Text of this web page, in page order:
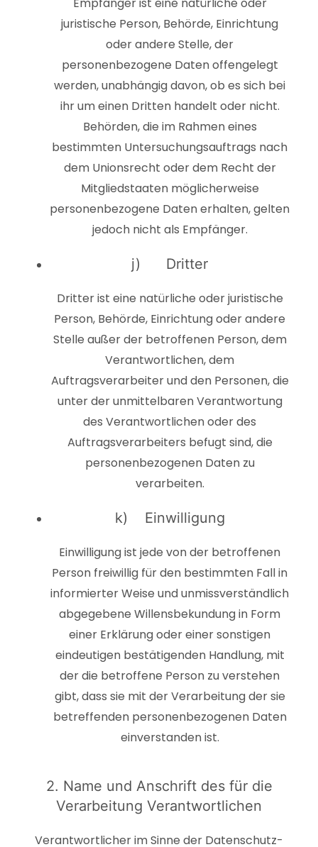
juristische Person, Behörde, Einrichtung
oder andere Stelle, der
personenbezogene Daten offengelegt
werden, unabhängig davon, ob es sich bei
ihr um einen Dritten handelt oder nicht.
Behörden, die im Rahmen eines
bestimmten Untersuchungsauftrags nach
dem Unionsrecht oder dem Recht der
Mitgliedstaaten möglicherweise
personenbezogene Daten erhalten, gelten
jedoch nicht als Empfänger.
j) Dritter
Dritter ist eine natürliche oder juristische
Person, Behörde, Einrichtung oder andere
Stelle außer der betroffenen Person, dem
Verantwortlichen, dem
Auftragsverarbeiter und den Personen, die
unter der unmittelbaren Verantwortung
des Verantwortlichen oder des
Auftragsverarbeiters befugt sind, die
personenbezogenen Daten zu
verarbeiten.
k) Einwilligung
Einwilligung ist jede von der betroffenen
Person freiwillig für den bestimmten Fall in
informierter Weise und unmissverständlich
abgegebene Willensbekundung in Form
einer Erklärung oder einer sonstigen
eindeutigen bestätigenden Handlung, mit
der die betroffene Person zu verstehen
gibt, dass sie mit der Verarbeitung der sie
betreffenden personenbezogenen Daten
einverstanden ist.
2. Name und Anschrift des für die
Verarbeitung Verantwortlichen
Verantwortlicher im Sinne der Datenschutz-